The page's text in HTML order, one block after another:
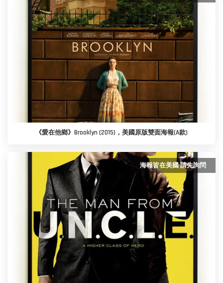
《愛在他鄉》Brooklyn (2015)，美國原版雙面海報(A款)
海報皆在美國 請先詢問